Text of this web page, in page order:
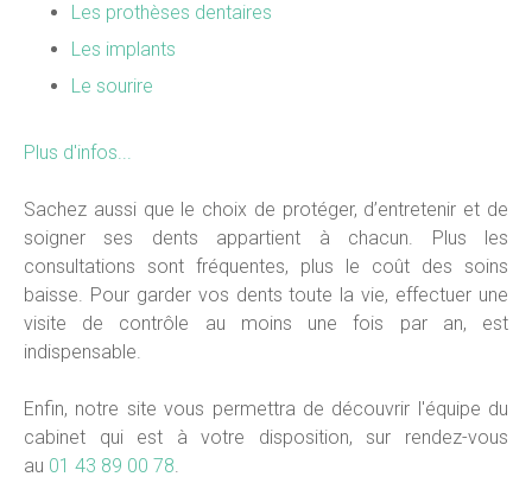
Les prothèses dentaires
Les implants
Le sourire
Plus d'infos...
Sachez aussi que le choix de protéger, d’entretenir et de
soigner ses dents appartient à chacun. Plus les
consultations sont fréquentes, plus le coût des soins
baisse. Pour garder vos dents toute la vie, effectuer une
visite de contrôle au moins une fois par an, est
indispensable.
Enfin, notre site vous permettra de découvrir l'équipe du
cabinet qui est à votre disposition, sur rendez-vous
au 01 43 89 00 78